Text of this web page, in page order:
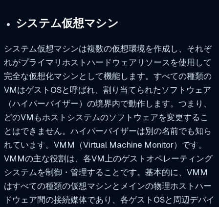
システム仮想マシン
システム仮想マシンは複数の仮想環境を作成し、それぞ
れがプライマリホストハードウェアリソースを使用して
完全な仮想化マシンとして機能します。すべての種類の
VMはゲストOSと呼ばれ、割り当てられたソフトウェア
（ハイパーバイザー）の境界内で動作します。つまり、
どのVMもホストシステムのソフトウェアを変更するこ
とはできません。ハイパーバイザーは別の名前でも知ら
れています。VMM（Virtual Machine Monitor）です。
VMMの主な役割は、各VM上のゲストオペレーティング
システムを制御・管理することです。基本的に、VMM
はすべての種類の仮想マシンとメインの物理ホストハー
ドウェア間の接続媒体であり、各ゲストOSと周辺デバイ